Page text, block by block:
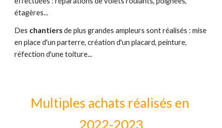
étagères...
Des chantiers de plus grandes ampleurs sont réalisés : mise
en place d'un parterre, création d'un placard, peinture,
réfection d'une toiture...
Multiples achats réalisés en
2022-2023